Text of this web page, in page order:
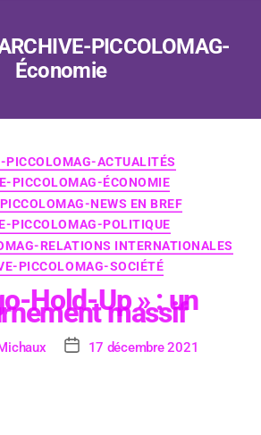
PICCOLOMAG-
Économie
PICCOLOMAG-ACTUALITÉS
PICCOLOMAG-ÉCONOMIE
NEWS EN BREF
PICCOLOMAG-POLITIQUE
RELATIONS INTERNATIONALES
PICCOLOMAG-SOCIÉTÉ
Hold-Up » : un
massif
17 décembre 2021